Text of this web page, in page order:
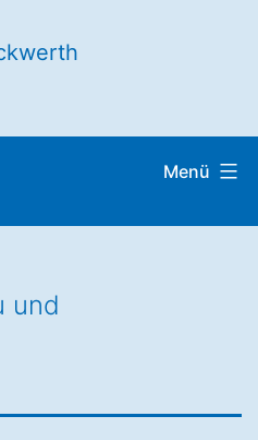
Menü
und